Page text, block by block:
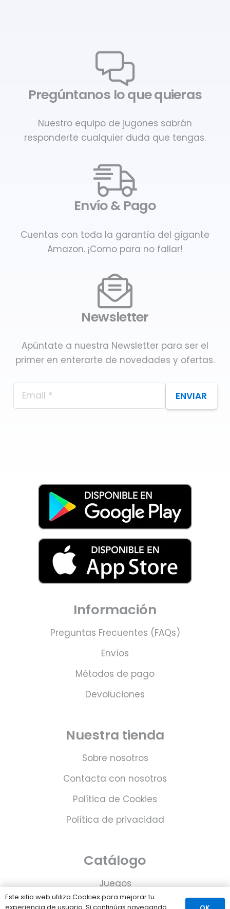
Pregúntanos lo que quieras
Nuestro equipo de jugones sabrán
responderte cualquier duda que tengas.
Envío & Pago
Cuentas con toda la garantía del gigante
Amazon. ¡Como para no fallar!
Newsletter
Apúntate a nuestra Newsletter para ser el
primer en enterarte de novedades y ofertas.
ENVIAR
Información
Preguntas Frecuentes (FAQs)
Envíos
Métodos de pago
Devoluciones
Nuestra tienda
Sobre nosotros
Contacta con nosotros
Política de Cookies
Política de privacidad
Catálogo
Juegos
Consolas
Este sitio web utiliza Cookies para mejorar tu